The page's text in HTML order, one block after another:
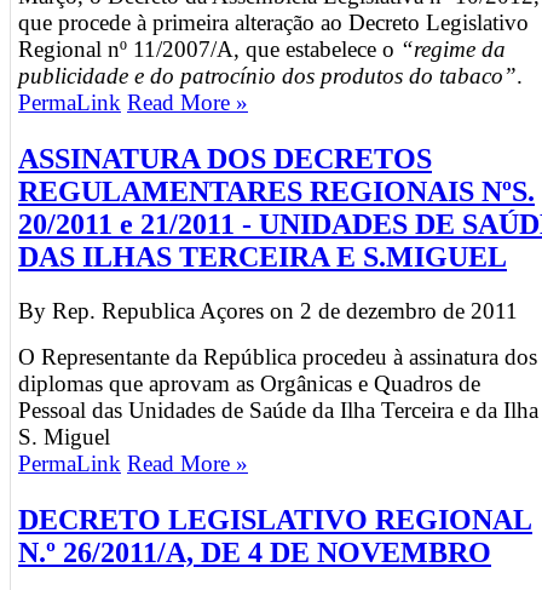
que procede à primeira alteração ao Decreto Legislativo
Regional nº 11/2007/A, que estabelece o “regime da
publicidade e do patrocínio dos produtos do tabaco”.
PermaLink Read More »
ASSINATURA DOS DECRETOS
REGULAMENTARES REGIONAIS NºS.
20/2011 e 21/2011 - UNIDADES DE
DAS ILHAS TERCEIRA E S.MIGUEL
By Rep. Republica Açores on 2 de dezembro de 2011
O Representante da República procedeu à assinatura dos
diplomas que aprovam as Orgânicas e Quadros de
Pessoal das Unidades de Saúde da Ilha Terceira e da
S. Miguel
PermaLink Read More »
DECRETO LEGISLATIVO REGIONAL
N.º 26/2011/A, DE 4 DE NOVEMBRO